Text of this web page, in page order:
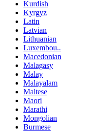
Kurdish
Kyrgyz
Latin
Latvian
Lithuanian
Luxembou..
Macedonian
Malagasy
Malay
Malayalam
Maltese
Maori
Marathi
Mongolian
Burmese